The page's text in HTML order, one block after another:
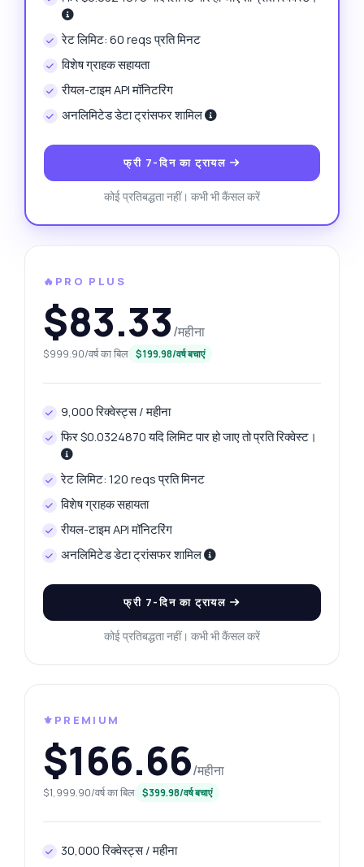
रेट लिमिट: 60 reqs प्रति मिनट
विशेष ग्राहक सहायता
रीयल-टाइम API मॉनिटरिंग
अनलिमिटेड डेटा ट्रांसफर शामिल
फ्री 7-दिन का ट्रायल
कोई प्रतिबद्धता नहीं। कभी भी कैंसल करें
🔥PRO PLUS
$83.33/महीना
$999.90/वर्ष का बिल $199.98/वर्ष बचाएं
9,000 रिक्वेस्ट्स / महीना
फिर $0.0324870 यदि लिमिट पार हो जाए तो प्रति रिक्वेस्ट।
रेट लिमिट: 120 reqs प्रति मिनट
विशेष ग्राहक सहायता
रीयल-टाइम API मॉनिटरिंग
अनलिमिटेड डेटा ट्रांसफर शामिल
फ्री 7-दिन का ट्रायल
कोई प्रतिबद्धता नहीं। कभी भी कैंसल करें
⚜️PREMIUM
$166.66/महीना
$1,999.90/वर्ष का बिल $399.98/वर्ष बचाएं
30,000 रिक्वेस्ट्स / महीना